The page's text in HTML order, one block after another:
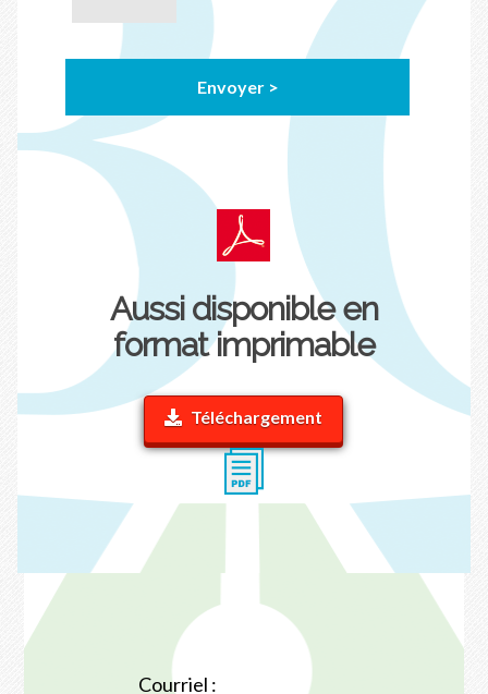
Aussi disponible en
format imprimable
Téléchargement
Courriel :